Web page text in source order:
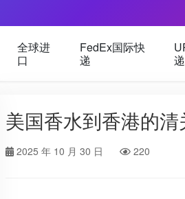
全球进
口
FedEx国际快
递
递
美国香水到香港的清
2025 年 10 月 30 日 220